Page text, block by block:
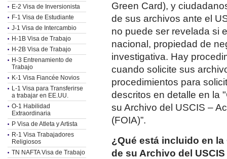
E-2 Visa de Inversionista
F-1 Visa de Estudiante
J-1 Visa de Intercambio
H-1B Visa de Trabajo
H-2B Visa de Trabajo
H-3 Entrenamiento de
Trabajo
K-1 Visa Fiancée Novios
L-1 Visa para Transferirse
a trabajar en EE.UU.
O-1 Habilidad
Extraordinaria
P Visa de Atleta y Artista
R-1 Visa Trabajadores
Religiosos
TN NAFTA Visa de Trabajo
Green Card), y
de sus archivos ante el
no puede ser revelada si
nacional, propiedad de
investigativa. Hay
cuando solicite sus
procedimientos para
descritos en detalle en la
su Archivo del USCIS –
(FOIA)”.
¿Qué está incluido en
de su Archivo del